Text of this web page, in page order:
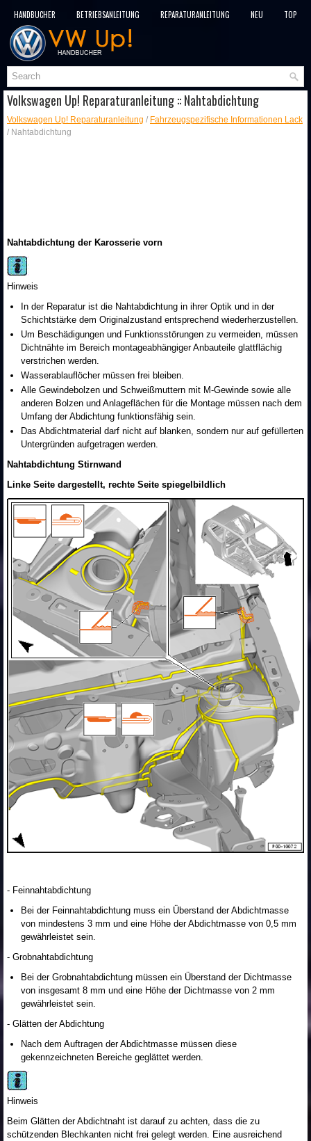
HANDBÜCHER BETRIEBSANLEITUNG REPARATURANLEITUNG NEU
TOP
SITEMAP
Volkswagen Up! Reparaturanleitung :: Nahtabdichtung
Volkswagen Up! Reparaturanleitung / Fahrzeugspezifische Informationen Lack
/ Nahtabdichtung
Nahtabdichtung der Karosserie vorn
Hinweis
In der Reparatur ist die Nahtabdichtung in ihrer Optik und in der
Schichtstärke dem Originalzustand entsprechend wiederherzustellen.
Um Beschädigungen und Funktionsstörungen zu vermeiden, müssen
Dichtnähte im Bereich montageabhängiger Anbauteile glattflächig
verstrichen werden.
Wasserablauflöcher müssen frei bleiben.
Alle Gewindebolzen und Schweißmuttern mit M-Gewinde sowie alle
anderen Bolzen und Anlageflächen für die Montage müssen nach dem
Umfang der Abdichtung funktionsfähig sein.
Das Abdichtmaterial darf nicht auf blanken, sondern nur auf gefüllerten
Untergründen aufgetragen werden.
Nahtabdichtung Stirnwand
Linke Seite dargestellt, rechte Seite spiegelbildlich
- Feinnahtabdichtung
Bei der Feinnahtabdichtung muss ein Überstand der Abdichtmasse
von mindestens 3 mm und eine Höhe der Abdichtmasse von 0,5 mm
gewährleistet sein.
- Grobnahtabdichtung
Bei der Grobnahtabdichtung müssen ein Überstand der Dichtmasse
von insgesamt 8 mm und eine Höhe der Dichtmasse von 2 mm
gewährleistet sein.
- Glätten der Abdichtung
Nach dem Auftragen der Abdichtmasse müssen diese
gekennzeichneten Bereiche geglättet werden.
Hinweis
Beim Glätten der Abdichtnaht ist darauf zu achten, dass die zu
schützenden Blechkanten nicht frei gelegt werden. Eine ausreichend